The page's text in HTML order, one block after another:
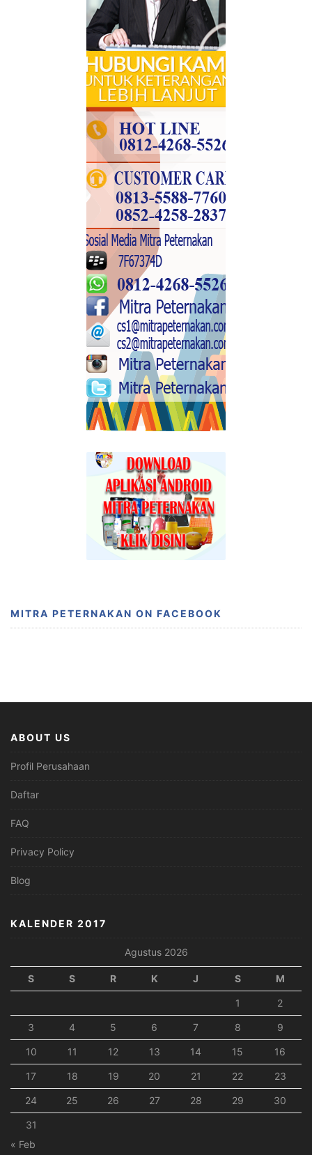
MITRA PETERNAKAN ON FACEBOOK
ABOUT US
Profil Perusahaan
Daftar
FAQ
Privacy Policy
Blog
KALENDER 2017
Agustus 2026
S S R K J S M
1 2
3 4 5 6 7 8 9
10 11 12 13 14 15 16
17 18 19 20 21 22 23
24 25 26 27 28 29 30
31
« Feb